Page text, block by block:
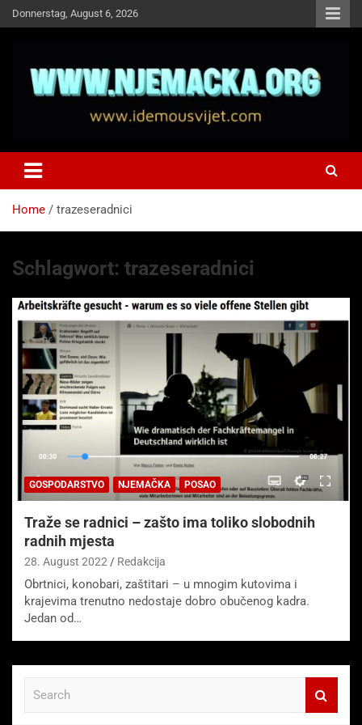
Skip
to
Donnerstag, August 6, 2026
Idemo u Svijet-Njemacka!
Home trazeseradnici
Schlagwort: trazeseradnici
GOSPODARSTVO NJEMAČKA POSAO
Traže se radnici – zašto ima toliko slobodnih
radnih mjesta
28. August 2022 Redakcija
Obrtnici, konobari, zaštitari – u mnogim kutovima i
krajevima trenutno nedostaje dobro obučenog kadra.
Jedan od…